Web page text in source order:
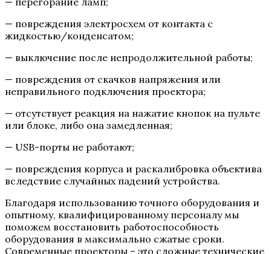
— повреждения электросхем от контакта с
жидкостью/конденсатом;
— выключение после непродолжительной работы;
— повреждения от скачков напряжения или
неправильного подключения проектора;
— отсутствует реакция на нажатие кнопок на пульте
или блоке, либо она замедленная;
— USB-порты не работают;
— повреждения корпуса и раскалибровка объектива
вследствие случайных падений устройства.
Благодаря использованию точного оборудования и
опытному, квалифицированному персоналу мы
поможем восстановить работоспособность
оборудования в максимально сжатые сроки.
Современные проекторы – это сложные технические